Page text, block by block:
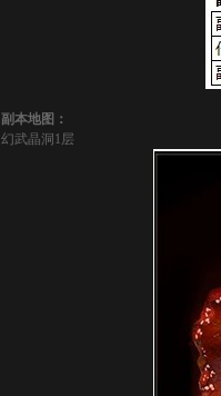
副本地图：
幻武晶洞1层